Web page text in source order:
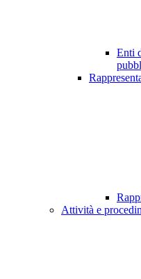
Enti
Attività e